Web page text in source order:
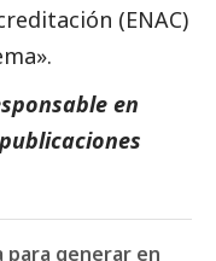
(ENAC)
en
publicaciones
para generar en